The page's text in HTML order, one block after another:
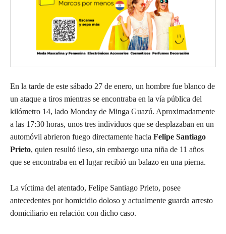
En la tarde de este sábado 27 de enero, un hombre fue blanco de
un ataque a tiros mientras se encontraba en la vía pública del
kilómetro 14, lado Monday de Minga Guazú. Aproximadamente
a las 17:30 horas, unos tres individuos que se desplazaban en un
automóvil abrieron fuego directamente hacia Felipe Santiago
Prieto, quien resultó ileso, sin embaergo una niña de 11 años
que se encontraba en el lugar recibió un balazo en una pierna.
La víctima del atentado, Felipe Santiago Prieto, posee
antecedentes por homicidio doloso y actualmente guarda arresto
domiciliario en relación con dicho caso.